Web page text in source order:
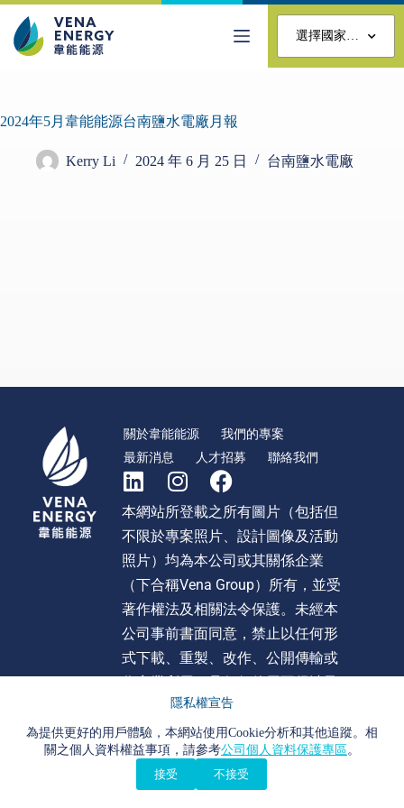
隱私權宣告
為提供更好的用戶體驗，本網站使用Cookie分析和其他追蹤。相
關之個人資料權益事項，請參考公司個人資料保護專區。
接受
不接受
選擇國家…
2024年5月韋能能源台南鹽水電廠月報
Kerry Li 2024 年 6 月 25 日 台南鹽水電廠
關於韋能能源
我們的專案
最新消息
人才招募 聯絡我們
本網站所登載之所有圖片（包括但
不限於專案照片、設計圖像及活動
照片）均為本公司或其關係企業
（下合稱Vena Group）所有，並受
著作權法及相關法令保護。未經本
公司事前書面同意，禁止以任何形
式下載、重製、改作、公開傳輸或
作商業利用。且任何使用不得涉及
不當影射、詆毀或貶損 Vena Group
或旗下任何公司之形象或商譽。違
者本公司將依法追究法律責任。